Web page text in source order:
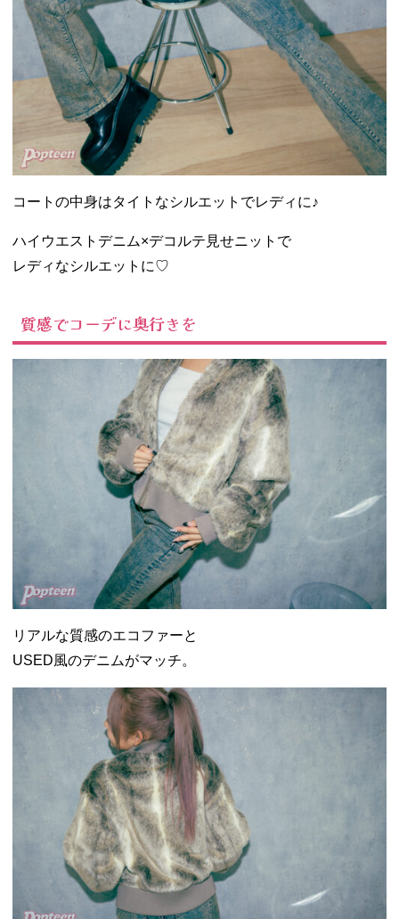
コートの中身はタイトなシルエットでレディに♪
ハイウエストデニム×デコルテ見せニットで
レディなシルエットに♡
質感でコーデに奥行きを
リアルな質感のエコファーと
USED風のデニムがマッチ。